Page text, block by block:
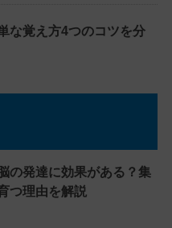
な覚え方4つのコツを分
の発達に効果がある？集
つ理由を解説